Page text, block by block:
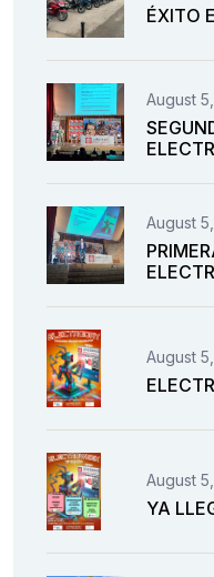
ÉXITO
August
August
August
August
YA